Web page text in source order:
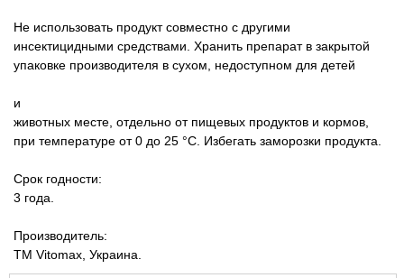
Не использовать продукт совместно с другими
инсектицидными средствами. Хранить препарат в закрытой
упаковке производителя в сухом, недоступном для детей
и
животных месте, отдельно от пищевых продуктов и кормов,
при температуре от 0 до 25 °С. Избегать заморозки продукта.
Срок годности:
3 года.
Производитель:
ТМ Vitomax, Украина.